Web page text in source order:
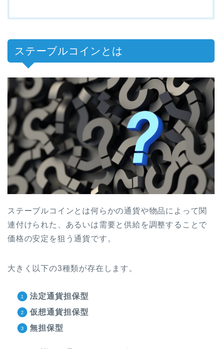
ステーブルコインとは
ステーブルコインとは何らかの通貨や物品によって関
連付けられた、あるいは需要と供給を調整することで
価格の安定を狙う通貨です。
大きく以下の3種類が存在します。
法定通貨担保型
仮想通貨担保型
無担保型